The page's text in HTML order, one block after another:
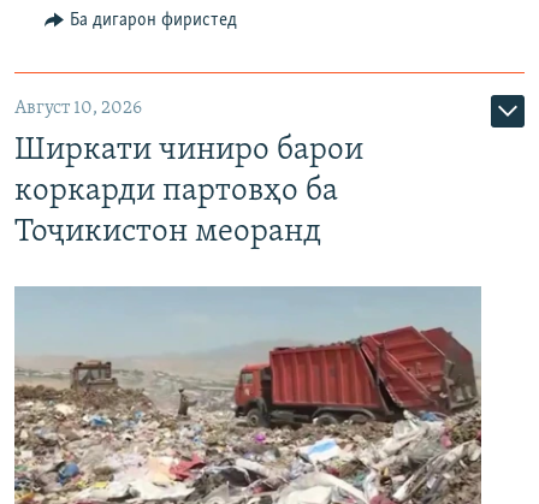
Ба дигарон фиристед
Август 10, 2026
Ширкати чиниро барои
коркарди партовҳо ба
Тоҷикистон меоранд